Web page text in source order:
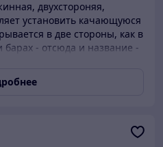
двухстороняя,
установить качающуюся
в две стороны, как в
барах - отсюда и название -
мм - разница только в
для дверей